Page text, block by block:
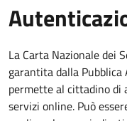
La Carta Nazionale dei
garantita dalla
permette al cittadino di
servizi online. Può